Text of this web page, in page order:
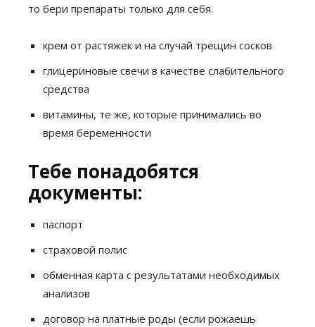
то бери препараты только для себя.
крем от растяжек и на случай трещин сосков
глицериновые свечи в качестве слабительного
средства
витамины, те же, которые принимались во
время беременности
Тебе понадобятся
документы:
паспорт
страховой полис
обменная карта с результатами необходимых
анализов
договор на платные роды (если рожаешь